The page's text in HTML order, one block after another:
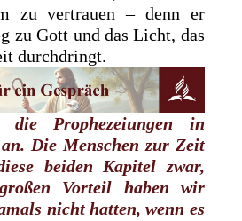
zu vertrauen – denn er
zu Gott und das Licht, das
durchdringt.
die Prophezeiungen in
Die Menschen zur Zeit
beiden Kapitel zwar,
Vorteil haben wir
nicht hatten, wenn es